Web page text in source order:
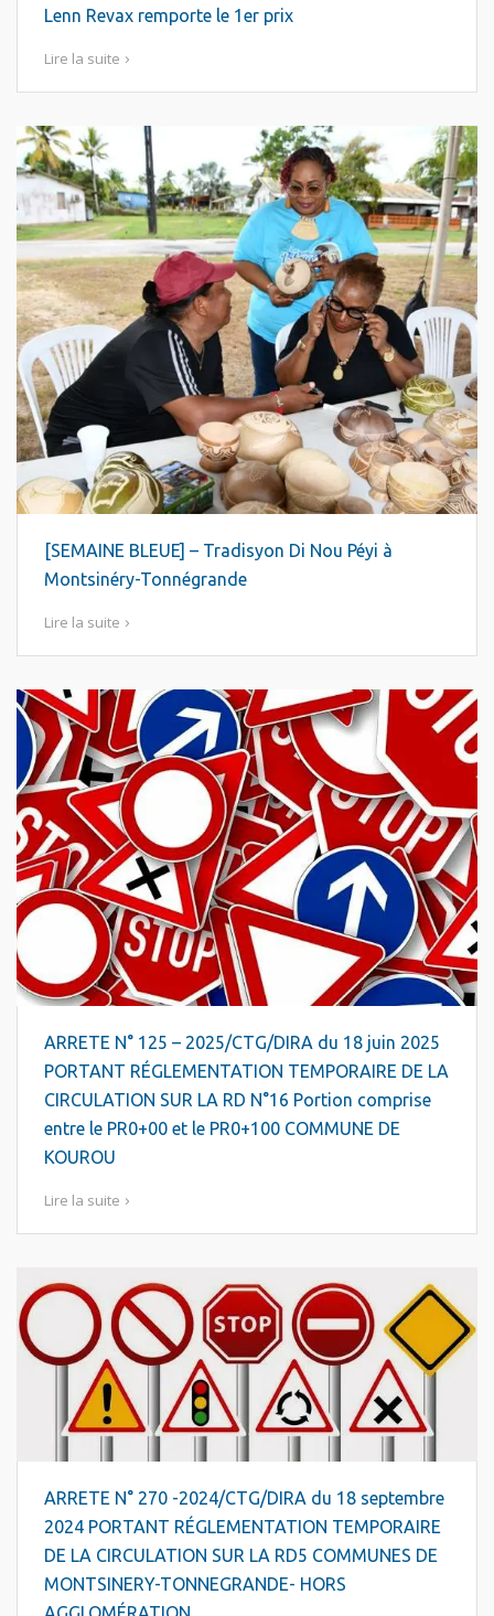
Lenn Revax remporte le 1er prix
Lire la suite
[SEMAINE BLEUE] – Tradisyon Di Nou Péyi à
Montsinéry-Tonnégrande
Lire la suite
ARRETE N° 125 – 2025/CTG/DIRA du 18 juin 2025
PORTANT RÉGLEMENTATION TEMPORAIRE DE LA
CIRCULATION SUR LA RD N°16 Portion comprise
entre le PR0+00 et le PR0+100 COMMUNE DE
KOUROU
Lire la suite
ARRETE N° 270 -2024/CTG/DIRA du 18 septembre
2024 PORTANT RÉGLEMENTATION TEMPORAIRE
DE LA CIRCULATION SUR LA RD5 COMMUNES DE
MONTSINERY-TONNEGRANDE- HORS